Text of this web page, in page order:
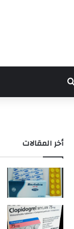
أخر المقالات